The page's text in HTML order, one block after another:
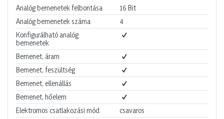
Analóg bemenetek felbontása
16 Bit
Analóg bemenetek száma
4
Konfigurálható analóg
bemenetek
Bemenet, áram
Bemenet, feszültség
Bemenet, ellenállás
Bemenet, hőelem
Elektromos csatlakozási mód
csavaros